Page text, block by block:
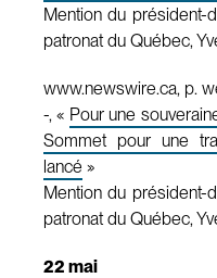
Mention du président-
patronat du Québec,
www.newswire.ca, p.
-, « Pour une
Sommet pour une
lancé »
Mention du président-
patronat du Québec,
22 mai